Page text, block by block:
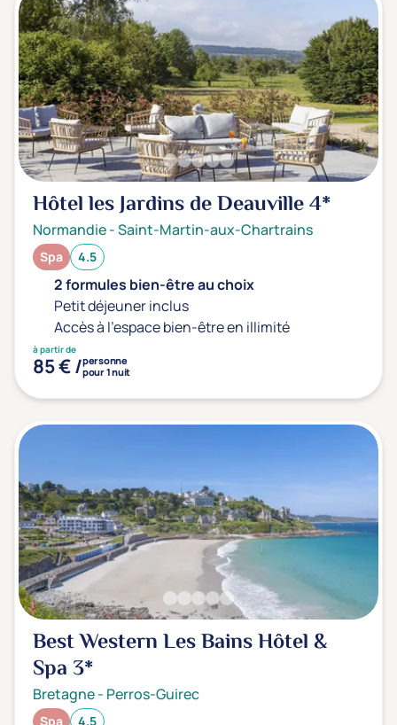
Hôtel les Jardins de Deauville4*
Normandie-Saint-Martin-aux-Chartrains
Spa 4.5
2 formules bien-être au choix
Petit déjeuner inclus
Accès à l'espace bien-être en illimité
à partir de
85 € /personne
pour 1 nuit
Best Western Les Bains Hôtel &
Spa 3*
Bretagne- Perros-Guirec
Spa 4.5